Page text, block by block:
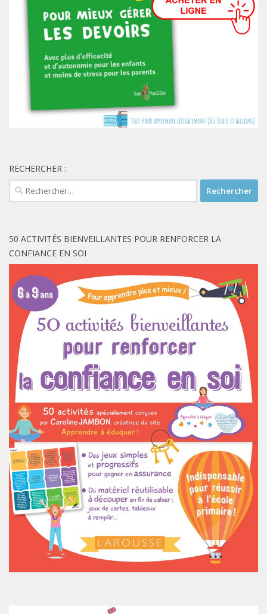
RECHERCHER :
Rechercher :
50 ACTIVITÉS BIENVEILLANTES POUR RENFORCER LA
CONFIANCE EN SOI